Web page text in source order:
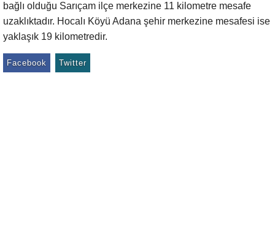
bağlı olduğu Sarıçam ilçe merkezine 11 kilometre mesafe
uzaklıktadır. Hocalı Köyü Adana şehir merkezine mesafesi ise
yaklaşık 19 kilometredir.
Facebook Twitter